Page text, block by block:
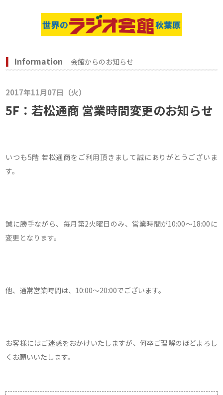
Information 会館からのお知らせ
2017年11月07日（火）
5F：若松通商 営業時間変更のお知らせ
いつも5階 若松通商をご利用頂きまして誠にありがとうございま
す。
誠に勝手ながら、毎月第2火曜日のみ、営業時間が10:00～18:00に
変更となります。
他、通常営業時間は、10:00～20:00でございます。
お客様にはご迷惑をおかけいたしますが、何卒ご理解のほどよろし
くお願いいたします。